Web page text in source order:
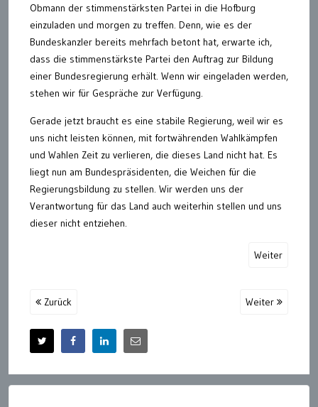
Obmann der stimmenstärksten Partei in die Hofburg
einzuladen und morgen zu treffen. Denn, wie es der
Bundeskanzler bereits mehrfach betont hat, erwarte ich,
dass die stimmenstärkste Partei den Auftrag zur Bildung
einer Bundesregierung erhält. Wenn wir eingeladen werden,
stehen wir für Gespräche zur Verfügung.
Gerade jetzt braucht es eine stabile Regierung, weil wir es
uns nicht leisten können, mit fortwährenden Wahlkämpfen
und Wahlen Zeit zu verlieren, die dieses Land nicht hat. Es
liegt nun am Bundespräsidenten, die Weichen für die
Regierungsbildung zu stellen. Wir werden uns der
Verantwortung für das Land auch weiterhin stellen und uns
dieser nicht entziehen.
Weiter
Zurück Weiter